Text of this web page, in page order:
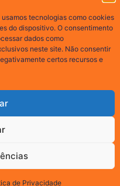
tecnologias como cookies
do dispositivo. O consentimento
dados como
neste site. Não consentir
certos recursos e
de Privacidade
os direitos reservados.